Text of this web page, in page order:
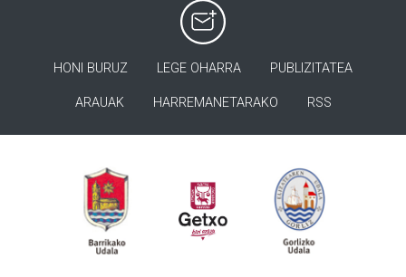
HONI BURUZ LEGE OHARRA PUBLIZITATEA
ARAUAK HARREMANETARAKO RSS